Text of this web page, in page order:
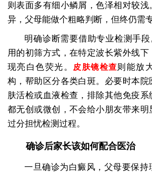
则表面多有细小鳞屑，色泽相对较
异，父母能做个粗略判断，但终仍需
明确诊断需要借助专业检测手段
用的初筛方式，在特定波长紫外线下
现亮白色荧光。
皮肤镜检查则能放
构，帮助区分各类白斑。必要时本院
肤活检或血液检查，排除其他免疫系
都无创或微创，不会给小朋友带来明
过分担忧检测过程。
确诊后家长该如何配合医治
一旦确诊为白癜风，父母要保持